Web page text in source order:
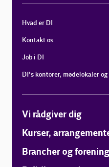
Hvad er DI
Kontakt os
Job i DI
DI's kontorer, mødelokaler
Vi rådgiver dig
Kurser,
Brancher og